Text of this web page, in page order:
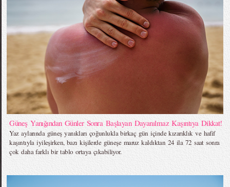
Güneş Yanığından Günler Sonra Başlayan Dayanılmaz Kaşıntıya Dikkat!
Yaz aylarında güneş yanıkları çoğunlukla birkaç gün içinde kızarıklık ve hafif
kaşıntıyla iyileşirken, bazı kişilerde güneşe maruz kaldıktan 24 ila 72 saat sonra
çok daha farklı bir tablo ortaya çıkabiliyor.